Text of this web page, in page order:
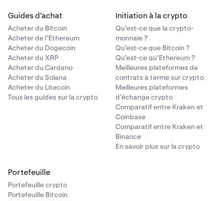
Guides d’achat
Acheter du Bitcoin
Acheter de l’Ethereum
Acheter du Dogecoin
Acheter du XRP
Acheter du Cardano
Acheter du Solana
Acheter du Litecoin
Tous les guides sur la crypto
Initiation à la crypto
Qu’est-ce que la crypto-
monnaie ?
Qu’est-ce que Bitcoin ?
Qu’est-ce qu’Ethereum ?
Meilleures plateformes de
contrats à terme sur crypto
Meilleures plateformes
d’échange crypto
Comparatif entre Kraken et
Coinbase
Comparatif entre Kraken et
Binance
En savoir plus sur la crypto
Portefeuille
Portefeuille crypto
Portefeuille Bitcoin